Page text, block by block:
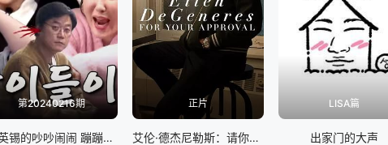
第20240216期
罗英锡的吵吵闹闹 蹦蹦地球游戏厅篇
正片
艾伦·德杰尼勒斯：请你许可
LISA篇
出家门的大声